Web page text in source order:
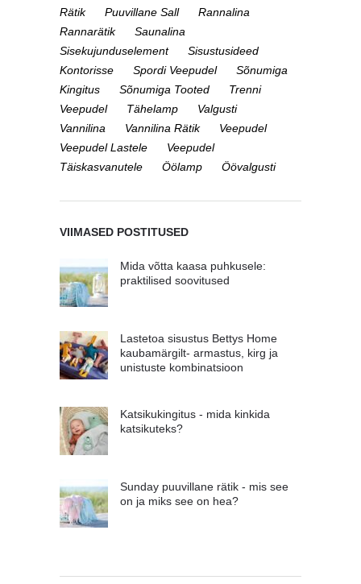
Rätik
Puuvillane Sall
Rannalina
Rannarätik
Saunalina
Sisekujunduselement
Sisustusideed
Kontorisse
Spordi Veepudel
Sõnumiga
Kingitus
Sõnumiga Tooted
Trenni
Veepudel
Tähelamp
Valgusti
Vannilina
Vannilina Rätik
Veepudel
Veepudel Lastele
Veepudel
Täiskasvanutele
Öölamp Öövalgusti
VIIMASED POSTITUSED
Mida võtta kaasa puhkusele:
praktilised soovitused
Lastetoa sisustus Bettys Home
kaubamärgilt- armastus, kirg ja
unistuste kombinatsioon
Katsikukingitus - mida kinkida
katsikuteks?
Sunday puuvillane rätik - mis see
on ja miks see on hea?